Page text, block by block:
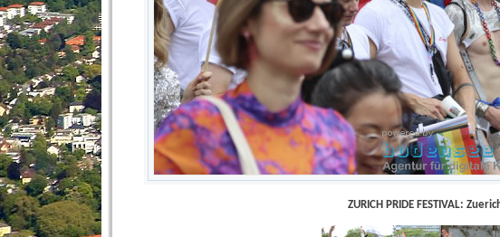
ZURICH PRIDE FESTIVAL: